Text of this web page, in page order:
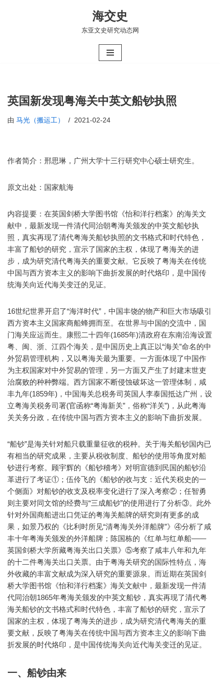
海交史
东亚文史研究动态网
英国新发现粤海关中英文船钞执照
由 马光（搬运工） 2021-02-24
作者简介：邢思琳，广州大学十三行研究中心硕士研究生。
原文出处：国家航海
内容提要：在英国剑桥大学图书馆《怡和洋行档案》的海关文
献中，最新发现一件清代同治朝粤海关颁发的中英文船钞执
照，真实再现了清代粤海关船钞执照的文书格式和时代特色，
丰富了船钞的研究，宣示了国家的主权，体现了粤海关的进
步，成为研究清代粤海关的重要文献。它反映了粤海关在传统
中国与西方资本主义的影响下曲折发展的时代烙印，是中国传
统海关向近代海关变迁的见证。
16世纪世界开启了“海洋时代”，中国丰饶的物产和巨大市场吸引
西方资本主义国家商船蜂拥而至。在世界与中国的交流中，国
门海关应运而生。康熙二十四年(1685年)清政府在东南沿海设置
粤、闽、浙、江四个海关，是中国历史上真正以“海关”命名的中
外贸易管理机构，又以粤海关最为重要。一方面体现了中国作
为主权国家对中外贸易的管理，另一方面又产生了封建末世吏
治腐败的种种弊端。西方国家不断侵蚀破坏这一管理体制，咸
丰九年(1859年)，中国海关总税务司英国人李泰国抵达广州，设
立粤海关税务司署(官函称“粤海新关”，俗称“洋关”)，从此粤海
关关务分政，在传统中国与西方资本主义的影响下曲折发展。
“船钞”是海关针对船只载重量征收的税种。关于海关船钞国内已
有相当的研究成果，主要从税收制度、船钞的使用等角度对船
钞进行考察。顾宇辉的《船钞稽考》对明宣德到民国的船钞沿
革进行了考证①；伍伶飞的《船钞的收与支：近代关税史的一
个侧面》对船钞的收支及税率变化进行了深入考察②；任智勇
则主要对同文馆的经费与“三成船钞”的使用进行了分析③。此外
针对外国商船进出口凭证的粤海关船牌的研究则有更多的成
果，如景乃权的《比利时所见“清粤海关外洋船牌”》④分析了咸
丰十年粤海关颁发的外洋船牌；陈国栋的《红单与红单船——
英国剑桥大学所藏粤海关出口关票》⑤考察了咸丰八年和九年
的十二件粤海关出口关票。由于粤海关研究的国际性特点，海
外收藏的丰富文献成为深入研究的重要源泉。而近期在英国剑
桥大学图书馆《怡和洋行档案》海关文献中，最新发现一件清
代同治朝1865年粤海关颁发的中英文船钞，真实再现了清代粤
海关船钞的文书格式和时代特色，丰富了船钞的研究，宣示了
国家的主权，体现了粤海关的进步，成为研究清代粤海关的重
要文献，反映了粤海关在传统中国与西方资本主义的影响下曲
折发展的时代烙印，是中国传统海关向近代海关变迁的见证。
一、船钞由来